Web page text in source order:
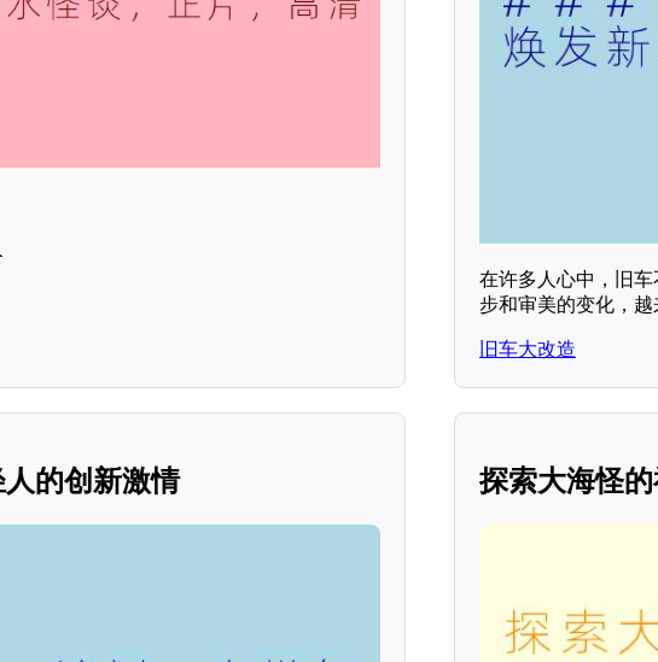
在许多人心中，旧
步和审美的变化，越
旧车大改造
的创新激情 探索大海怪